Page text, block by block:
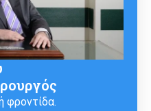
φροντίδα.